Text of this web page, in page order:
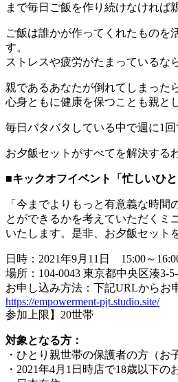
まで毎日ご飯を作り続けなければ
ご飯は誰かが作ってくれたものを
す。
ストレスや疲労がたまっているな
親であるあなたが倒れてしまった
心身ともに健康を保つことも親と
毎日バタバタしている中で週に1
お夕飯セットがすべてを解決する
■キックオフイベント「忙しいひ
「今までよりもっと有意義な時
とができるかを考えていただくミ
いたします。是非、お夕飯セット
日時：2021年9月11日 15:00～
場所：104-0043 東京都中央区湊
お申し込み方法：下記URLからお
https://empowerment-pjt.studio.site/
参加上限】20世帯
対象となる方：
・ひとり親世帯の保護者の方（お
・2021年4月1日時店で18歳以下の